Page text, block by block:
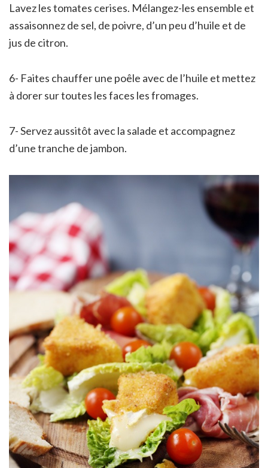
Lavez les tomates cerises. Mélangez-les ensemble et
assaisonnez de sel, de poivre, d’un peu d’huile et de
jus de citron.
6- Faites chauffer une poêle avec de l’huile et mettez
à dorer sur toutes les faces les fromages.
7- Servez aussitôt avec la salade et accompagnez
d’une tranche de jambon.